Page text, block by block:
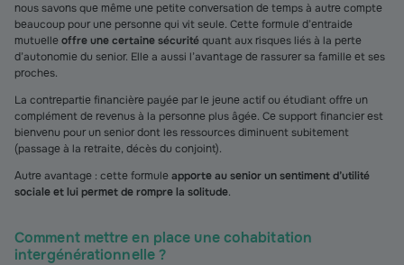
nous savons que même une petite conversation de temps à autre compte
beaucoup pour une personne qui vit seule. Cette formule d’entraide
mutuelleoffre une certaine sécuritéquant aux risques liés à la perte
d’autonomie du senior. Elle a aussi l’avantage de rassurer sa famille et ses
proches.
La contrepartie financière payée par le jeune actif ou étudiant offre un
complément de revenus à la personne plus âgée. Ce support financier est
bienvenu pour un senior dont les ressources diminuent subitement
(passage à la retraite, décès du conjoint).
Autre avantage : cette formuleapporte au senior un sentiment d’utilité
sociale et lui permet de rompre la solitude.
Comment mettre en place une cohabitation
intergénérationnelle ?